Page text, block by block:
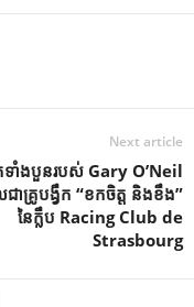
Next article
ទាំងបួនរបស់ Gary O’Neil
ាគ្រូបង្វឹក “ខកចិត្ត និងខឹង”
នៃក្លឹប Racing Club de
Strasbourg